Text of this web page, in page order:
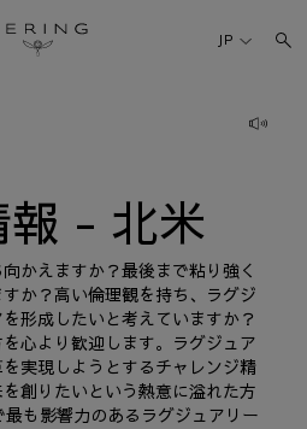
テナビリティ
FINANCE
JP
- 北米
かえますか？最後まで粘り強く
か？高い倫理観を持ち、ラグジ
形成したいと考えていますか？
心より歓迎します。ラグジュア
実現しようとするチャレンジ精
創りたいという熱意に溢れた方
も影響力のあるラグジュアリー